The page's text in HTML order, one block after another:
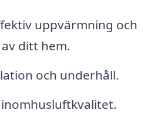
uppvärmning och
ditt hem.
och underhåll.